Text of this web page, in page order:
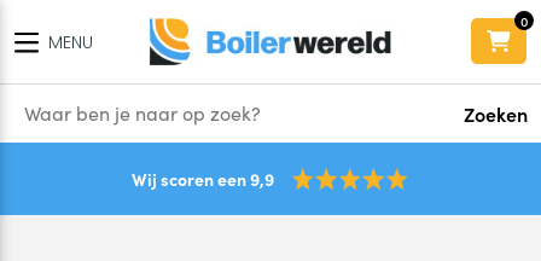
MENU
0
Zoeken
Wij scoren een 9,9